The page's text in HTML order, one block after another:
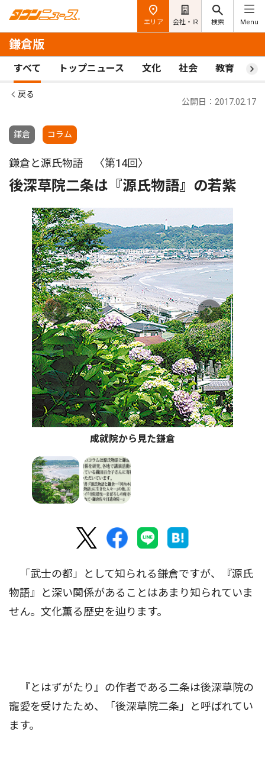
エリア 会社・IR 検索 Menu
鎌倉版
すべて トップニュース 文化 社会 教育 ス
戻る
鎌倉 コラム
公開日：2017.02.17
鎌倉と源氏物語 〈第14回〉
後深草院二条は『源氏物語』の若紫
成就院から見た鎌倉
「武士の都」として知られる鎌倉ですが、『源氏
物語』と深い関係があることはあまり知られていま
せん。文化薫る歴史を辿ります。
『とはずがたり』の作者である二条は後深草院の
寵愛を受けたため、「後深草院二条」と呼ばれてい
ます。